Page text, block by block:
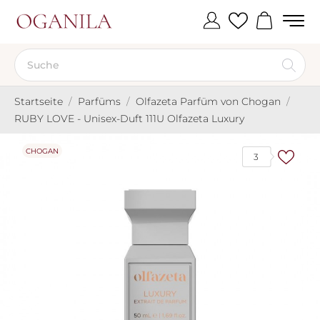
Startseite Parfüms
Olfazeta Parfüm von Chogan
RUBY LOVE - Unisex-Duft 111U Olfazeta Luxury
3
CHOGAN